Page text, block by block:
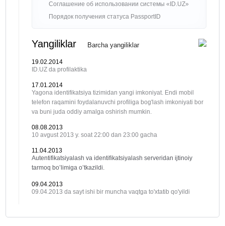
Соглашение об использовании системы «ID.UZ»
Порядок получения статуса PassportID
Yangiliklar Barcha yangiliklar
19.02.2014
ID.UZ da profilaktika
17.01.2014
Yagona identifikatsiya tizimidan yangi imkoniyat. Endi mobil
telefon raqamini foydalanuvchi profiliga bog'lash imkoniyati bor
va buni juda oddiy amalga oshirish mumkin.
08.08.2013
10 avgust 2013 y. soat 22:00 dan 23:00 gacha
11.04.2013
Autentifikatsiyalash va identifikatsiyalash serveridan ijtinoiy
tarmoq bo’limiga o’tkazildi.
09.04.2013
09.04.2013 da sayt ishi bir muncha vaqtga to'xtatib qo'yildi